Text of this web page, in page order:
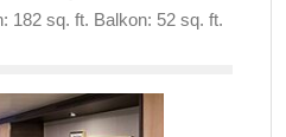
182 sq. ft. Balkon: 52 sq. ft.